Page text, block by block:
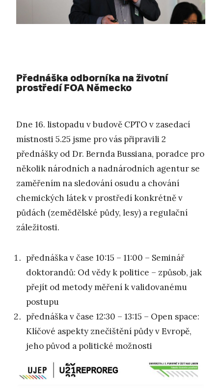
Přednáška odborníka na životní
prostředí FOA Německo
Dne 16. listopadu v budově CPTO v zasedací
místnosti 5.25 jsme pro vás připravili 2
přednášky od Dr. Bernda Bussiana, poradce pro
několik národních a nadnárodních agentur se
zaměřením na sledování osudu a chování
chemických látek v prostředí konkrétně v
půdách (zemědělské půdy, lesy) a regulační
záležitosti.
přednáška v čase 10:15 – 11:00 – Seminář
doktorandů: Od vědy k politice – způsob, jak
přejít od metody měření k validovanému
postupu
přednáška v čase 12:30 – 13:15 – Open space:
Klíčové aspekty znečištění půdy v Evropě,
jeho původ a politické možnosti